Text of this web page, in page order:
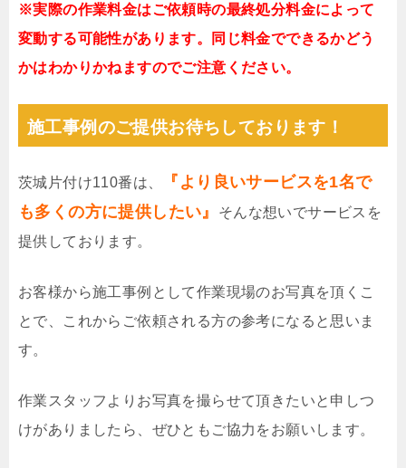
※実際の作業料金はご依頼時の最終処分料金によって
変動する可能性があります。同じ料金でできるかどう
かはわかりかねますのでご注意ください。
施工事例のご提供お待ちしております！
茨城片付け110番は、
『より良いサービスを1名で
も多くの方に提供したい』
そんな想いでサービスを
提供しております。
お客様から施工事例として作業現場のお写真を頂くこ
とで、これからご依頼される方の参考になると思いま
す。
作業スタッフよりお写真を撮らせて頂きたいと申しつ
けがありましたら、ぜひともご協力をお願いします。